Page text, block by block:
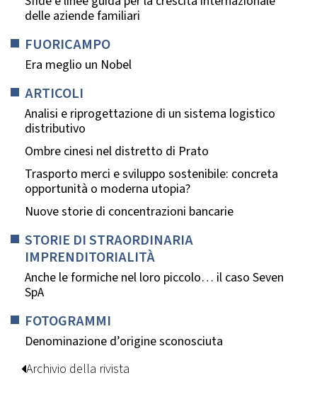
delle aziende familiari
FUORICAMPO
Era meglio un Nobel
ARTICOLI
Analisi e riprogettazione di un sistema logistico
distributivo
Ombre cinesi nel distretto di Prato
Trasporto merci e sviluppo sostenibile: concreta
opportunità o moderna utopia?
Nuove storie di concentrazioni bancarie
STORIE DI STRAORDINARIA
IMPRENDITORIALITÀ
Anche le formiche nel loro piccolo… il caso Seven
SpA
FOTOGRAMMI
Denominazione d’origine sconosciuta
Archivio della rivista